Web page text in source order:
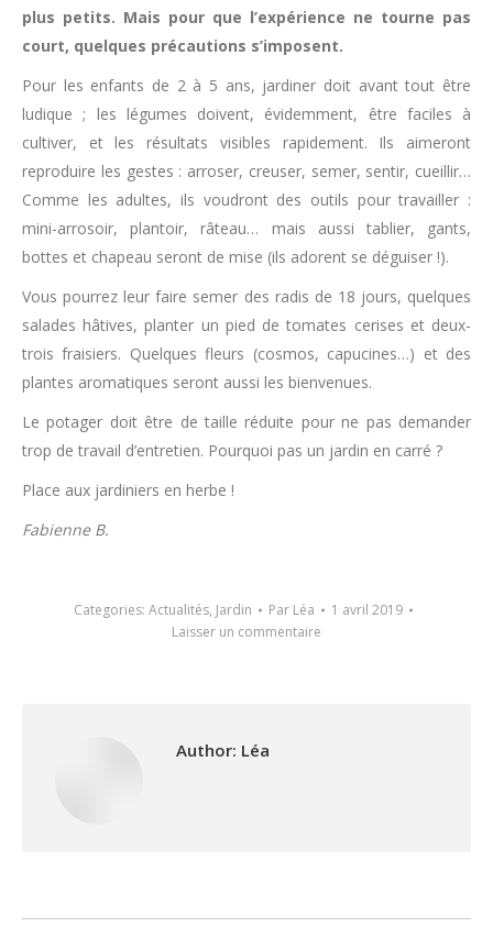
plus petits. Mais pour que l’expérience ne tourne pas
court, quelques précautions s’imposent.
Pour les enfants de 2 à 5 ans, jardiner doit avant tout être
ludique ; les légumes doivent, évidemment, être faciles à
cultiver, et les résultats visibles rapidement. Ils aimeront
reproduire les gestes : arroser, creuser, semer, sentir, cueillir…
Comme les adultes, ils voudront des outils pour travailler :
mini-arrosoir, plantoir, râteau… mais aussi tablier, gants,
bottes et chapeau seront de mise (ils adorent se déguiser !).
Vous pourrez leur faire semer des radis de 18 jours, quelques
salades hâtives, planter un pied de tomates cerises et deux-
trois fraisiers. Quelques fleurs (cosmos, capucines…) et des
plantes aromatiques seront aussi les bienvenues.
Le potager doit être de taille réduite pour ne pas demander
trop de travail d’entretien. Pourquoi pas un jardin en carré ?
Place aux jardiniers en herbe !
Fabienne B.
Categories: Actualités, Jardin Par Léa
1 avril 2019
Laisser un commentaire
Author: Léa